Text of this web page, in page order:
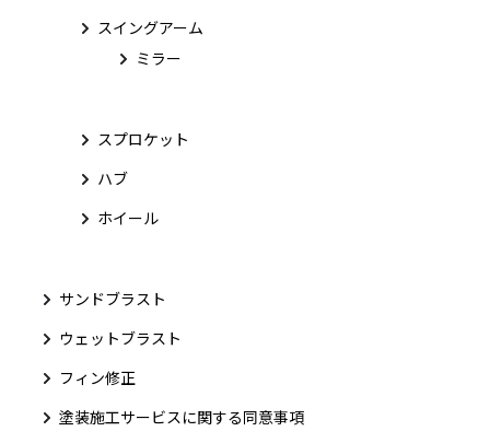
スイングアーム
ミラー
スプロケット
ハブ
ホイール
サンドブラスト
ウェットブラスト
フィン修正
塗装施工サービスに関する同意事項